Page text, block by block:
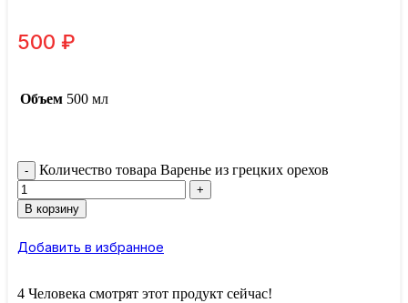
500 ₽
Объем 500 мл
Количество товара Варенье из грецких орехов
В корзину
Добавить в избранное
4 Человека смотрят этот продукт сейчас!